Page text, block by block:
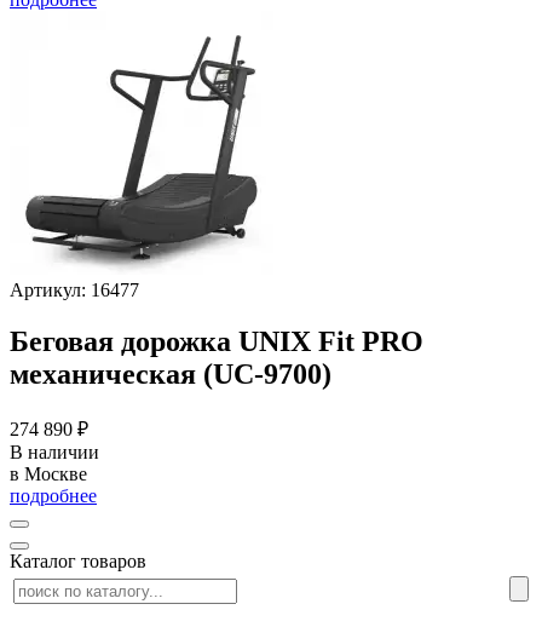
Артикул: 16477
Беговая дорожка UNIX Fit PRO
механическая (UC-9700)
274 890 ₽
В наличии
в Москве
подробнее
Каталог товаров